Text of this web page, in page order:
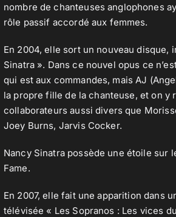
nombre de chanteuses anglophones
rôle passif accordé aux femmes.
En 2004, elle sort un nouveau disque,
Sinatra ». Dans ce nouvel opus ce
qui est aux commandes, mais AJ
la propre fille de la chanteuse, et on y
collaborateurs aussi divers que
Joey Burns, Jarvis Cocker.
Nancy Sinatra possède une étoile sur
Fame.
En 2007, elle fait une apparition dans
télévisée « Les Sopranos : Les vices